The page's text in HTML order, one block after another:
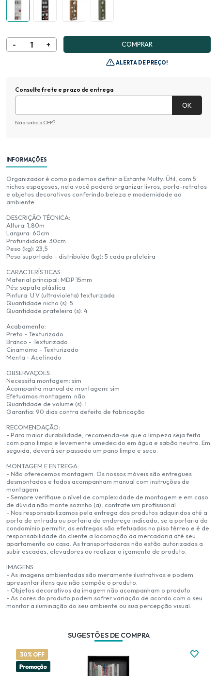
COMPRAR
ALERTA DE PREÇO!
Consulte frete e prazo de entrega
Não sabe o CEP?
INFORMAÇÕES
Organizador é como podemos definir a Estante Multy. Útil, com 5
nichos espaçosos, nela você poderá organizar livros, porta-retratos
e objetos decorativos conferindo beleza e modernidade ao
ambiente.
DESCRIÇÃO TÉCNICA:
Altura: 1,80m
Largura: 60cm
Profundidade: 30cm
Peso (kg): 23,5
Peso suportado - distribuído (kg): 5 cada prateleira
CARACTERÍSTICAS:
Material principal: MDP 15mm
Pés: sapata plástica
Pintura: U.V (ultravioleta) texturizada
Quantidade nicho (s): 5
Quantidade prateleira (s): 4
Acabamento:
Preto - Texturizado
Branco - Texturizado
Cinamomo - Texturizado
Menta - Acetinado
OBSERVAÇÕES:
Necessita montagem: sim
Acompanha manual de montagem: sim
Efetuamos montagem: não
Quantidade de volume (s): 1
Garantia: 90 dias contra defeito de fabricação
RECOMENDAÇÃO:
- Para maior durabilidade, recomenda-se que a limpeza seja feita
com pano limpo e levemente umedecido em água e sabão neutro. Em
seguida, deverá ser passado um pano limpo e seco.
MONTAGEM E ENTREGA:
- Não oferecemos montagem. Os nossos móveis são entregues
desmontados e todos acompanham manual com instruções de
montagem.
- Sempre verifique o nível de complexidade de montagem e em caso
de dúvida não monte sozinho (a), contrate um profissional
- Nos responsabilizamos pela entrega dos produtos adquiridos até a
porta de entrada ou portaria do endereço indicado, se a portaria do
condomínio permitir, as entregas são efetuadas no piso térreo e é de
responsabilidade do cliente a locomoção da mercadoria até seu
apartamento ou casa. As transportadoras não estão autorizadas a
subir escadas, elevadores ou realizar o içamento de produto.
IMAGENS:
- As imagens ambientadas são meramente ilustrativas e podem
apresentar itens que não compõe o produto.
- Objetos decorativos da imagem não acompanham o produto.
- As cores do produto podem sofrer variação de acordo com o seu
monitor a iluminação do seu ambiente ou sua percepção visual.
SUGESTÕES DE COMPRA
30% OFF